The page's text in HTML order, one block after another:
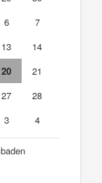
6
7
13
14
20
21
27
28
3 4